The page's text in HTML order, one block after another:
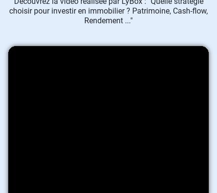
choisir pour investir en immobilier ? Patrimoine, Cash-flow,
Rendement ..."